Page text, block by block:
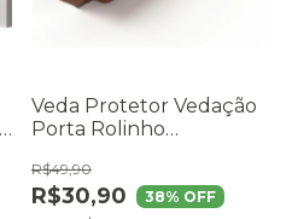
Veda Protetor Vedação
Porta Rolinho
Marrom
R$30,90
R$49,90
38% OFF